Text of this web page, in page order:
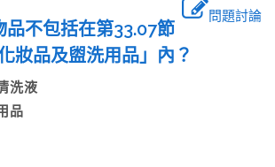
問題討論
品不包括在第33.07節
妝品及盥洗用品」內？
洗液
品